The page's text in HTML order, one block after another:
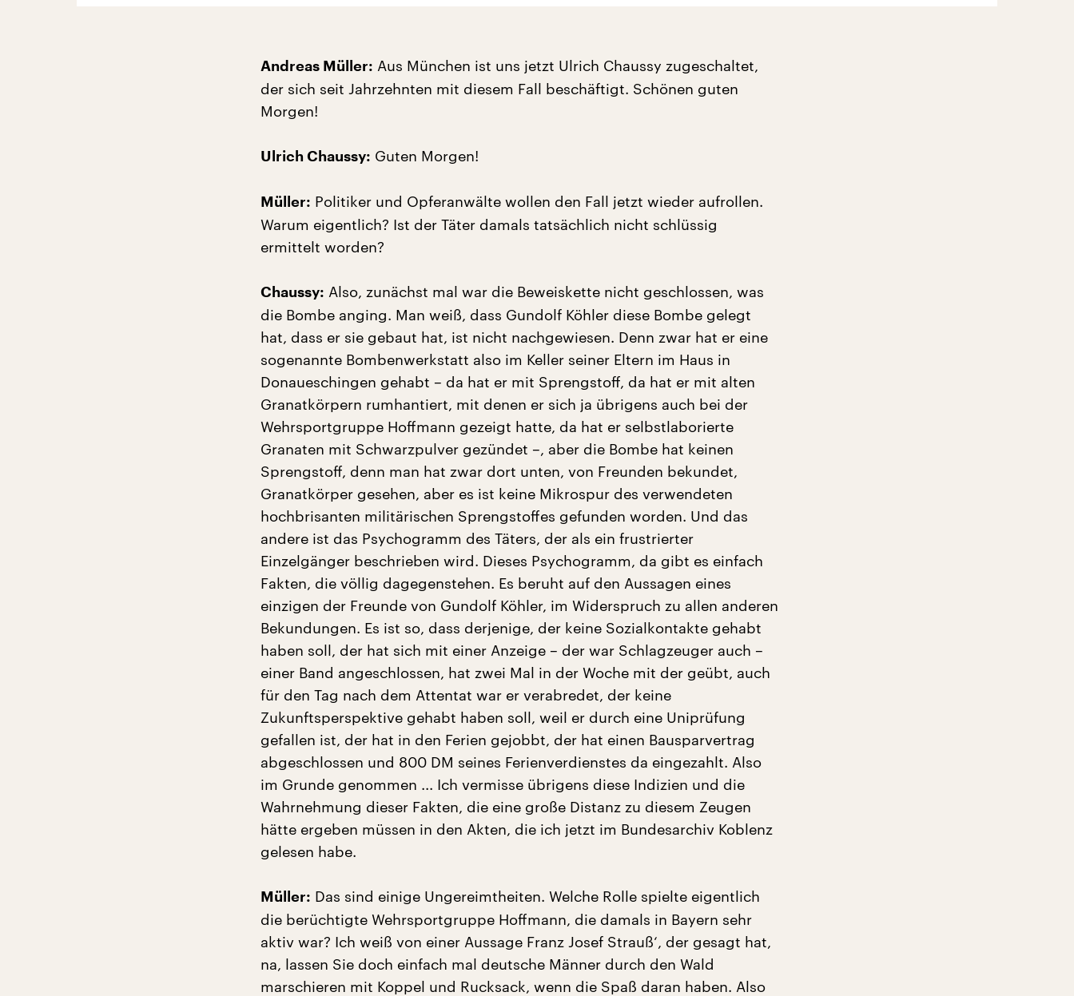
Andreas Müller: Aus München ist uns jetzt Ulrich Chaussy zugeschaltet,
der sich seit Jahrzehnten mit diesem Fall beschäftigt. Schönen guten
Morgen!
Ulrich Chaussy: Guten Morgen!
Müller: Politiker und Opferanwälte wollen den Fall jetzt wieder aufrollen.
Warum eigentlich? Ist der Täter damals tatsächlich nicht schlüssig
ermittelt worden?
Chaussy: Also, zunächst mal war die Beweiskette nicht geschlossen, was
die Bombe anging. Man weiß, dass Gundolf Köhler diese Bombe gelegt
hat, dass er sie gebaut hat, ist nicht nachgewiesen. Denn zwar hat er eine
sogenannte Bombenwerkstatt also im Keller seiner Eltern im Haus in
Donaueschingen gehabt – da hat er mit Sprengstoff, da hat er mit alten
Granatkörpern rumhantiert, mit denen er sich ja übrigens auch bei der
Wehrsportgruppe Hoffmann gezeigt hatte, da hat er selbstlaborierte
Granaten mit Schwarzpulver gezündet –, aber die Bombe hat keinen
Sprengstoff, denn man hat zwar dort unten, von Freunden bekundet,
Granatkörper gesehen, aber es ist keine Mikrospur des verwendeten
hochbrisanten militärischen Sprengstoffes gefunden worden. Und das
andere ist das Psychogramm des Täters, der als ein frustrierter
Einzelgänger beschrieben wird. Dieses Psychogramm, da gibt es einfach
Fakten, die völlig dagegenstehen. Es beruht auf den Aussagen eines
einzigen der Freunde von Gundolf Köhler, im Widerspruch zu allen anderen
Bekundungen. Es ist so, dass derjenige, der keine Sozialkontakte gehabt
haben soll, der hat sich mit einer Anzeige – der war Schlagzeuger auch –
einer Band angeschlossen, hat zwei Mal in der Woche mit der geübt, auch
für den Tag nach dem Attentat war er verabredet, der keine
Zukunftsperspektive gehabt haben soll, weil er durch eine Uniprüfung
gefallen ist, der hat in den Ferien gejobbt, der hat einen Bausparvertrag
abgeschlossen und 800 DM seines Ferienverdienstes da eingezahlt. Also
im Grunde genommen ... Ich vermisse übrigens diese Indizien und die
Wahrnehmung dieser Fakten, die eine große Distanz zu diesem Zeugen
hätte ergeben müssen in den Akten, die ich jetzt im Bundesarchiv Koblenz
gelesen habe.
Müller: Das sind einige Ungereimtheiten. Welche Rolle spielte eigentlich
die berüchtigte Wehrsportgruppe Hoffmann, die damals in Bayern sehr
aktiv war? Ich weiß von einer Aussage Franz Josef Strauß‘, der gesagt hat,
na, lassen Sie doch einfach mal deutsche Männer durch den Wald
marschieren mit Koppel und Rucksack, wenn die Spaß daran haben. Also